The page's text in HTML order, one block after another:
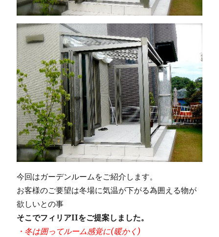
今回はガーデンルームをご紹介します。
お客様のご要望は冬場に気温が下がる為囲える物が
欲しいとの事
そこでフィリアIIをご提案しました。
・冬は囲ってルーム感覚に(暖かく)